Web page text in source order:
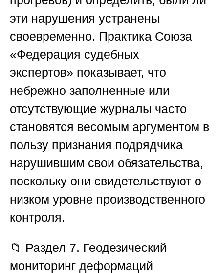
эти нарушения устранены
своевременно. Практика Союза
«Федерация судебных
экспертов» показывает, что
небрежно заполненные или
отсутствующие журналы часто
становятся весомым аргументом в
пользу признания подрядчика
нарушившим свои обязательства,
поскольку они свидетельствуют о
низком уровне производственного
контроля.
📁 Раздел 7. Геодезический
мониторинг деформаций